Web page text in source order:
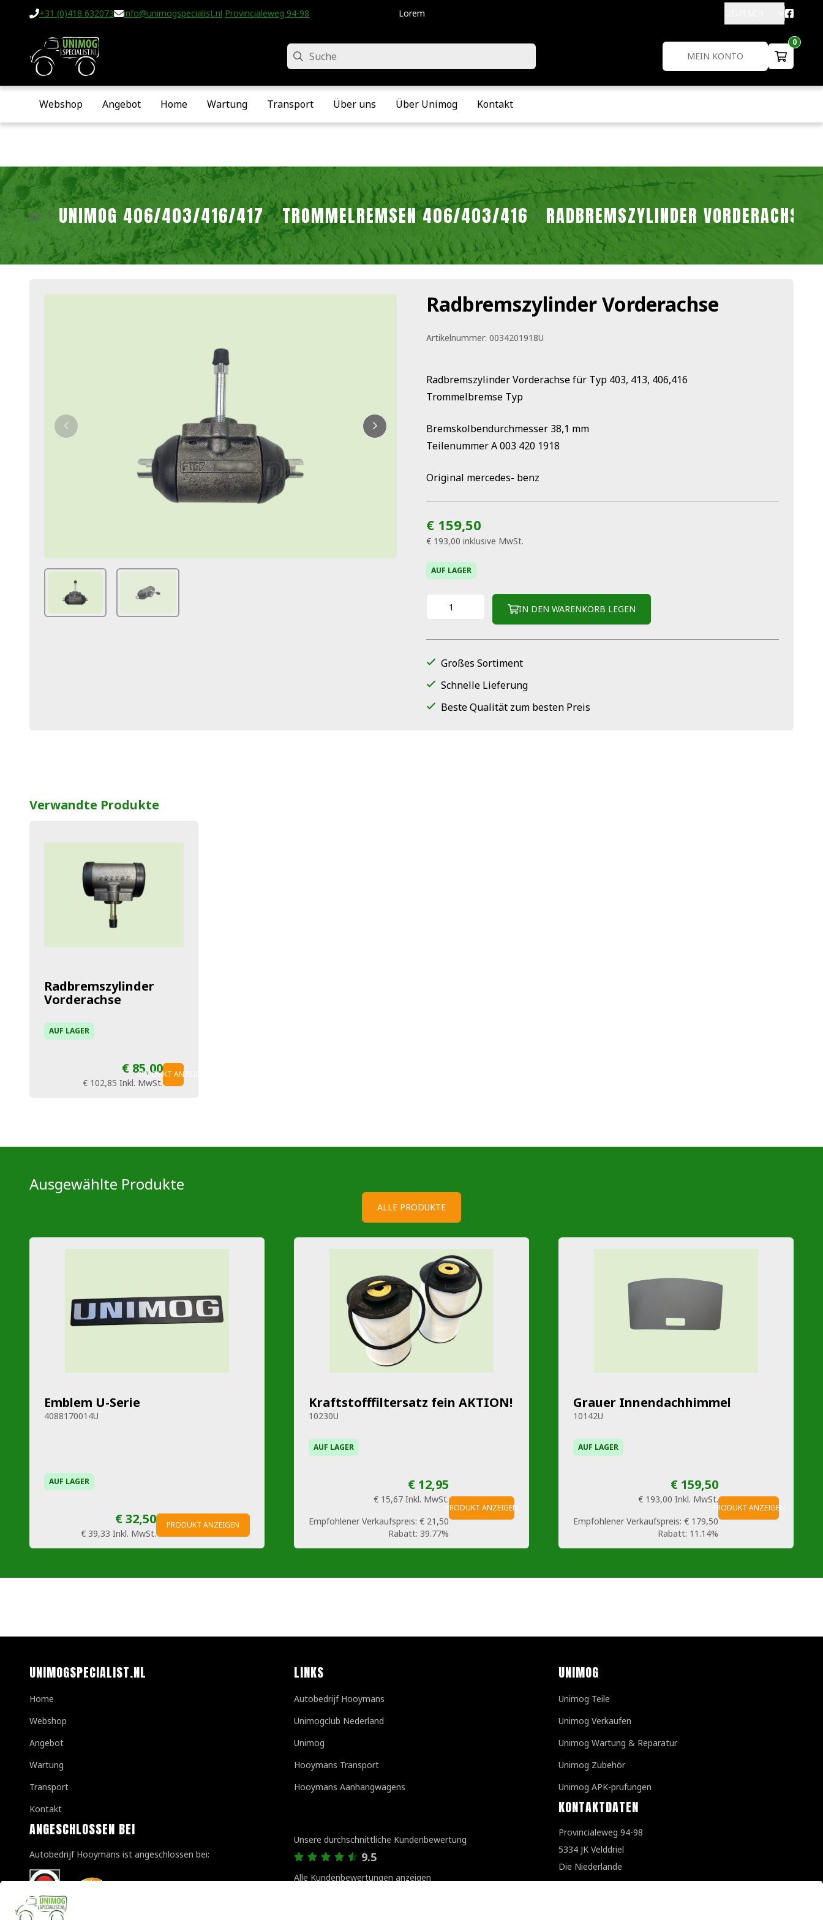
+31 (0)418 632073 info@unimogspecialist.nl Provincialeweg 94-98 • Velddriel • Die Niederlande
Lorem
MEIN KONTO
0
Suche
Webshop Angebot Home Wartung Transport Über uns Über Unimog Kontakt
UNIMOG 406/403/416/417 TROMMELREMSEN 406/403/416 RADBREMSZYLINDER VORDERACHSE
Radbremszylinder Vorderachse
Artikelnummer: 0034201918U
Radbremszylinder Vorderachse für Typ 403, 413, 406,416
Trommelbremse Typ
Bremskolbendurchmesser 38,1 mm
Teilenummer A 003 420 1918
Original mercedes- benz
€ 159,50
€ 193,00 inklusive MwSt.
AUF LAGER
IN DEN WARENKORB LEGEN
Großes Sortiment
Schnelle Lieferung
Beste Qualität zum besten Preis
Verwandte Produkte
Radbremszylinder
Vorderachse
AUF LAGER
€ 85,00
€ 102,85 Inkl. MwSt.
PRODUKT ANZEIGEN
Ausgewählte Produkte
ALLE PRODUKTE
Emblem U-Serie
4088170014U
AUF LAGER
€ 32,50
€ 39,33 Inkl. MwSt.
PRODUKT ANZEIGEN
Kraftstofffiltersatz fein AKTION!
10230U
AUF LAGER
€ 12,95
€ 15,67 Inkl. MwSt.
Empfohlener Verkaufspreis: € 21,50
Rabatt: 39.77%
PRODUKT ANZEIGEN
Grauer Innendachhimmel
10142U
AUF LAGER
€ 159,50
€ 193,00 Inkl. MwSt.
Empfohlener Verkaufspreis: € 179,50
Rabatt: 11.14%
PRODUKT ANZEIGEN
UNIMOGSPECIALIST.NL
Home
Webshop
Angebot
Wartung
Transport
Kontakt
ANGESCHLOSSEN BEI
Autobedrijf Hooymans ist angeschlossen bei:
LINKS
Autobedrijf Hooymans
Unimogclub Nederland
Unimog
Hooymans Transport
Hooymans Aanhangwagens
Unsere durchschnittliche Kundenbewertung
9.5
Alle Kundenbewertungen anzeigen
UNIMOG
Unimog Teile
Unimog Verkaufen
Unimog Wartung & Reparatur
Unimog Zubehör
Unimog APK-prufungen
KONTAKTDATEN
Provincialeweg 94-98
5334 JK Velddriel
Die Niederlande